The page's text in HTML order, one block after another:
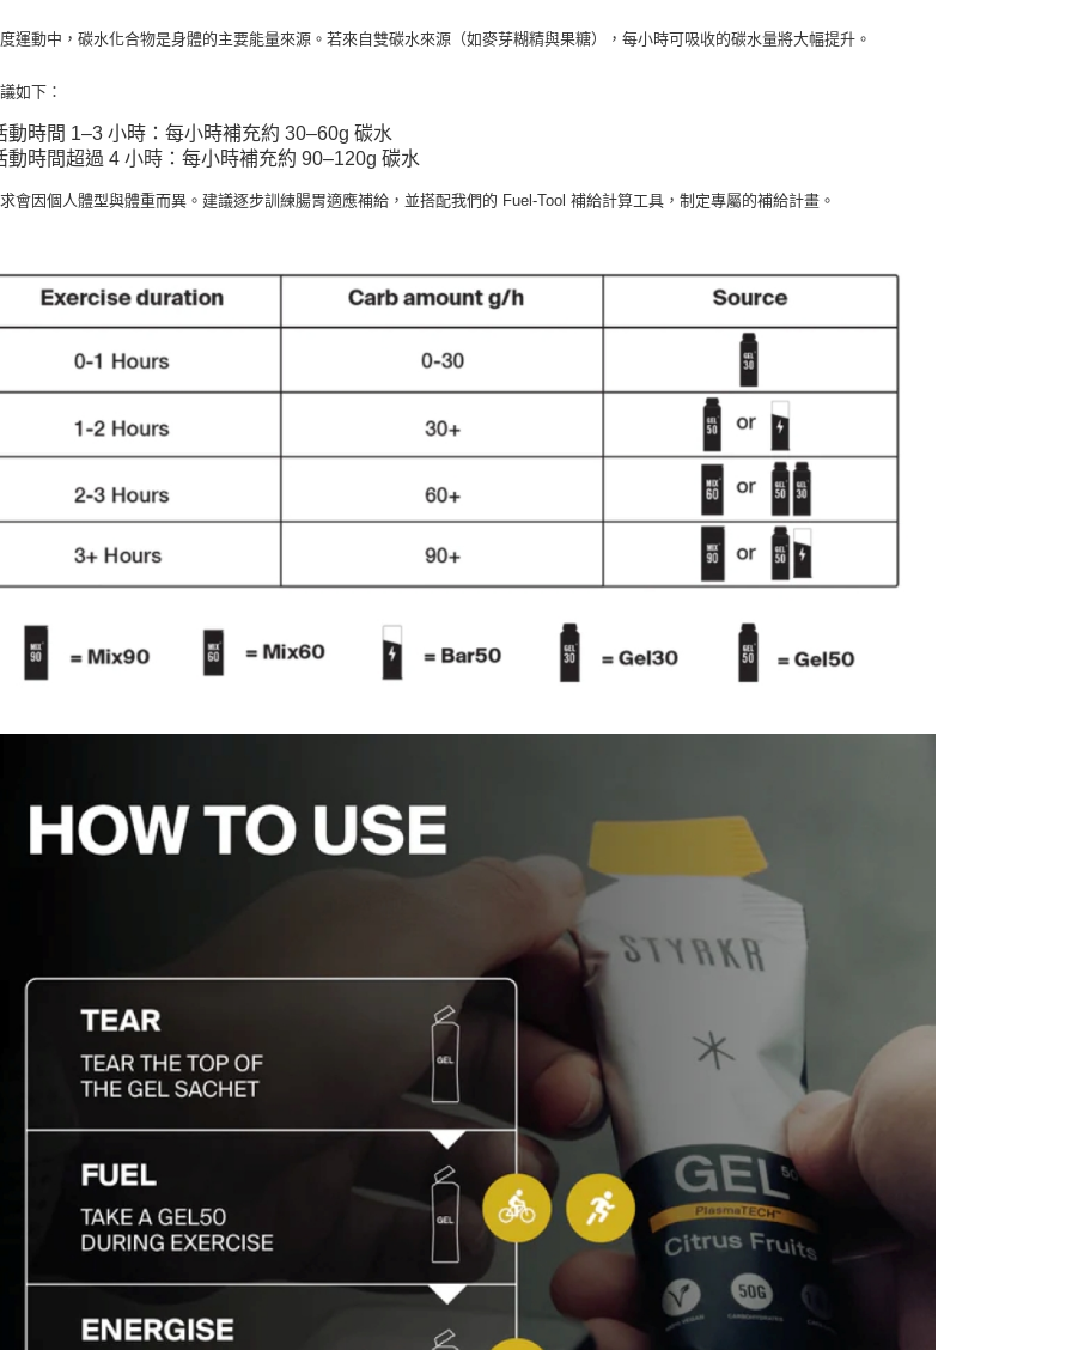
運動中，碳水化合物是身體的主要能量來源。若來自雙碳水來源（如麥芽糊精與果糖），每小時可吸收的碳水量將大幅提升。
如下：
動時間 1–3 小時：每小時補充約 30–60g 碳水
動時間超過 4 小時：每小時補充約 90–120g 碳水
會因個人體型與體重而異。建議逐步訓練腸胃適應補給，並搭配我們的 Fuel-Tool 補給計算工具，制定專屬的補給計畫。